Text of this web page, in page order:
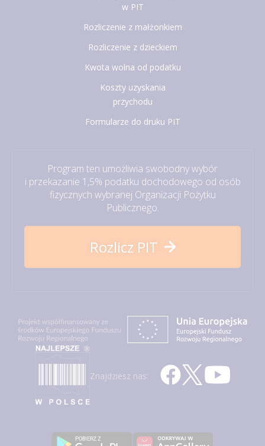
w PIT
Rozliczenie z małżonkiem
Rozliczenie z dzieckiem
Kwota wolna od podatku
Koszty uzyskania
przychodu
Formularze do druku PIT
Program ten umożliwia swobodny wybór
i przekazanie 1,5% podatku dochodowego od osób
fizycznych wybranej Organizacji Pożytku
Publicznego.
Rozlicz PIT
Znajdziesz nas: